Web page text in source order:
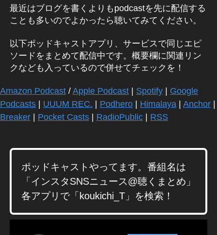
最近はブログを書くよりもpodcastを先に配信する
ことも多いのでよかったら聴いてみてください。
以下ポッドキャストアプリ、サービスで同じエピ
ソードをまとめて配信中です。概要欄に関連リン
クなども入っているので併せてチェックを！
Amazon Podcast / Apple Podcast Spotify
Google
Podcasts
UUUM REC. Podhero Himalaya Anchor
Breaker
Pocket Casts RadioPublic RSS
ポッドキャストやってます。番組名は
「インスタSNSニュース@聴くまとめ」
各アプリで「koukichi_T」を検索！
ラ
オ
機
能
い
,
S
p
シ
カ
グ
い